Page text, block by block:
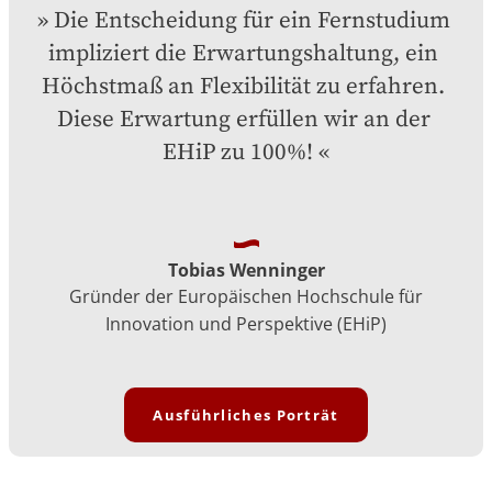
Die Entscheidung für ein Fernstudium
impliziert die Erwartungshaltung, ein
Höchstmaß an Flexibilität zu erfahren.
Diese Erwartung erfüllen wir an der
EHiP zu 100%!
Tobias Wenninger
Gründer der Europäischen Hochschule für
Innovation und Perspektive (EHiP)
Ausführliches Porträt